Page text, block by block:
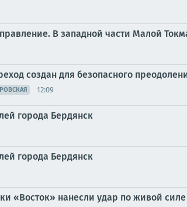
В западной части Малой
создан для безопасного
12:09
города Бердянск
города Бердянск
«Восток» нанесли удар по живой